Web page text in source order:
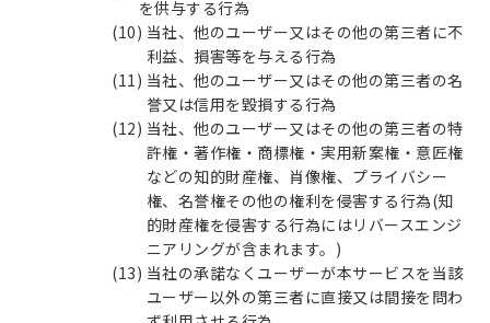
を供与する行為
当社、他のユーザー又はその他の第三者に不
利益、損害等を与える行為
当社、他のユーザー又はその他の第三者の名
誉又は信用を毀損する行為
当社、他のユーザー又はその他の第三者の特
許権・著作権・商標権・実用新案権・意匠権
などの知的財産権、肖像権、プライバシー
権、名誉権その他の権利を侵害する行為(知
的財産権を侵害する行為にはリバースエンジ
ニアリングが含まれます。)
当社の承諾なくユーザーが本サービスを当該
ユーザー以外の第三者に直接又は間接を問わ